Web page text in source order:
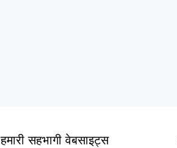
हमारी सहभागी वेबसाइट्स